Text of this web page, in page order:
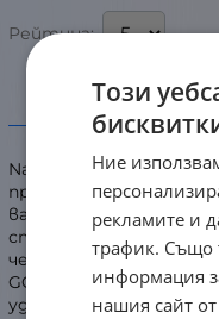
Рейтинг:
Nacon GC-100 е
прозрачен дизайн и
вашия компютър. Той
стандарта
че е 100% съвместим с
GC-100 има меко
удобен захват по
Този
Ние
рекламите и
трафик. Също
информация
нашия сайт